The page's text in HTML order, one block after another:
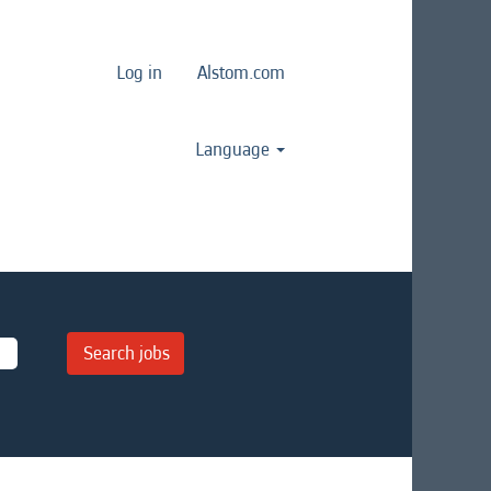
Log in Alstom.com
Language